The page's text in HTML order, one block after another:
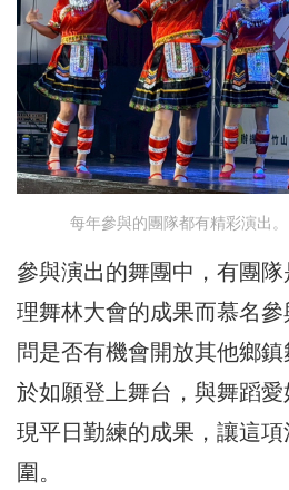
每年參與的團隊都有精彩演出。
參與演出的舞團中，有團
理舞林大會的成果而慕名
問是否有機會開放其他鄉
於如願登上舞台，與舞蹈
現平日勤練的成果，讓這
圍。